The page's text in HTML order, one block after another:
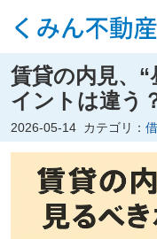
賃貸の内見、
イントは違う
2026-05-14 カテゴリ：